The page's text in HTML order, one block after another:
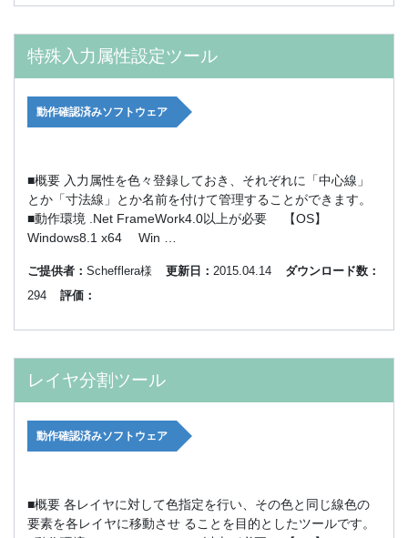
特殊入力属性設定ツール
動作確認済みソフトウェア
■概要 入力属性を色々登録しておき、それぞれに「中心線」
とか「寸法線」とか名前を付けて管理することができます。
■動作環境 .Net FrameWork4.0以上が必要 【OS】
Windows8.1 x64 Win …
ご提供者： Schefflera様 更新日： 2015.04.14
ダウンロード数：
294
評価：
レイヤ分割ツール
動作確認済みソフトウェア
■概要 各レイヤに対して色指定を行い、その色と同じ線色の
要素を各レイヤに移動させ ることを目的としたツールです。